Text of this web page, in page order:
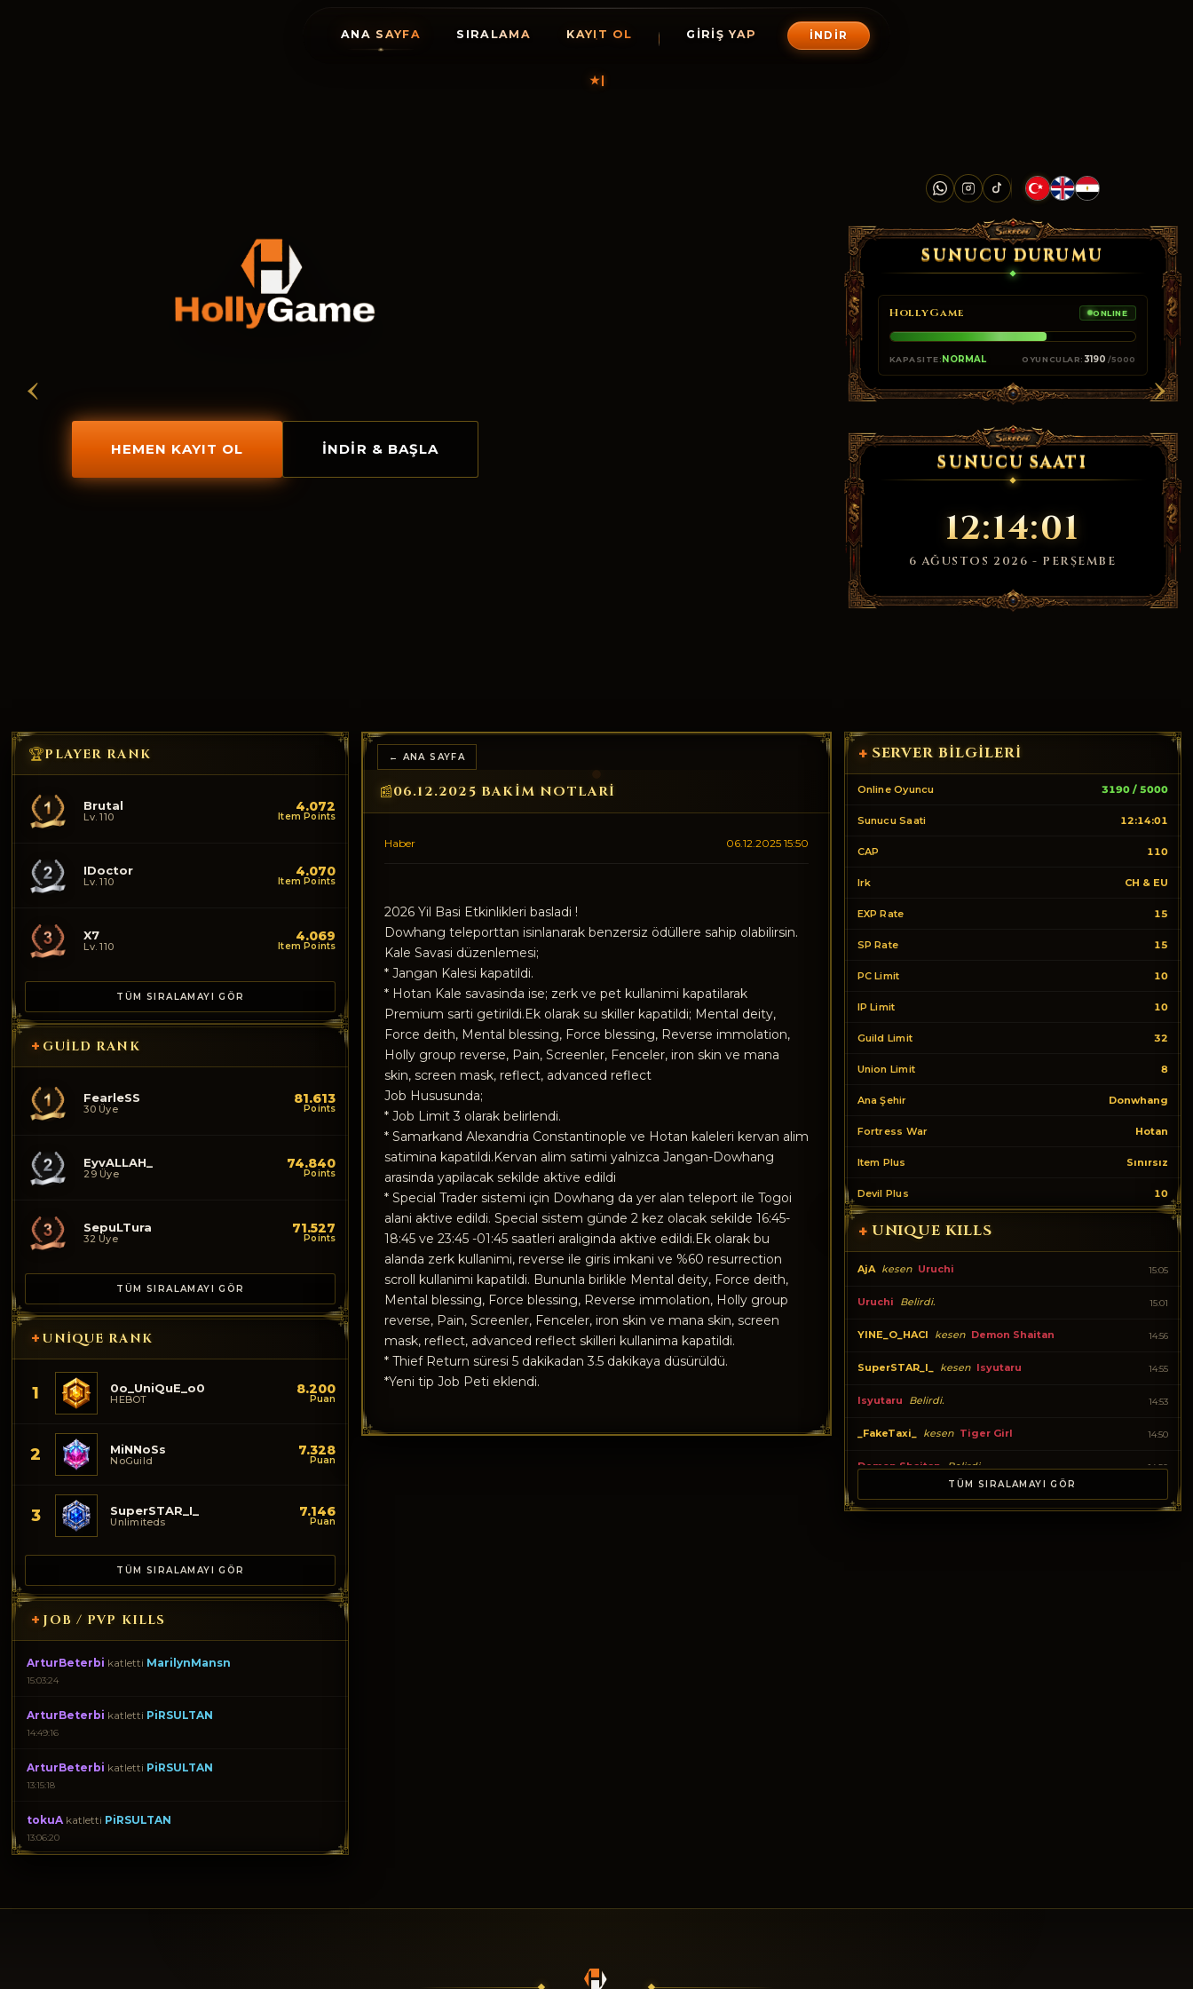
ANA SAYFA SIRALAMA KAYIT OL GIRIŞ YAP İNDIR
Holly
‹ ›
HEMEN KAYIT OL İNDIR & BAŞLA
SUNUCU DURUMU
HollyGame ONLINE
KAPASITE:NORMAL OYUNCULAR: 3190 /5000
SUNUCU SAATI
12:14:02
6 AĞUSTOS 2026 - PERŞEMBE
🏆PLAYER RANK
Brutal
Lv. 110
4.072
Item Points
IDoctor
Lv. 110
4.070
Item Points
X7
Lv. 110
4.069
Item Points
TÜM SIRALAMAYI GÖR
+ GUILD RANK
FearleSS
30 Üye
81.613
Points
EyvALLAH_
29 Üye
74.840
Points
SepuLTura
32 Üye
71.527
Points
TÜM SIRALAMAYI GÖR
+ UNIQUE RANK
1 0o_UniQuE_o0
HEBOT
8.200
Puan
2 MiNNoSs
NoGuild
7.328
Puan
3 SuperSTAR_I_
Unlimiteds
7.146
Puan
TÜM SIRALAMAYI GÖR
+ JOB / PVP KILLS
ArturBeterbi katletti MarilynMansn
15:03:24
ArturBeterbi katletti PiRSULTAN
14:49:16
ArturBeterbi katletti PiRSULTAN
13:15:18
tokuA katletti PiRSULTAN
13:06:20
← ANA SAYFA
📰06.12.2025 BAKIM NOTLARI
Haber 06.12.2025 15:50
2026 Yil Basi Etkinlikleri basladi !
Dowhang teleporttan isinlanarak benzersiz ödüllere sahip olabilirsin.
Kale Savasi düzenlemesi;
* Jangan Kalesi kapatildi.
* Hotan Kale savasinda ise; zerk ve pet kullanimi kapatilarak
Premium sarti getirildi.Ek olarak su skiller kapatildi; Mental deity,
Force deith, Mental blessing, Force blessing, Reverse immolation,
Holly group reverse, Pain, Screenler, Fenceler, iron skin ve mana
skin, screen mask, reflect, advanced reflect
Job Hususunda;
* Job Limit 3 olarak belirlendi.
* Samarkand Alexandria Constantinople ve Hotan kaleleri kervan alim
satimina kapatildi.Kervan alim satimi yalnizca Jangan-Dowhang
arasinda yapilacak sekilde aktive edildi
* Special Trader sistemi için Dowhang da yer alan teleport ile Togoi
alani aktive edildi. Special sistem günde 2 kez olacak sekilde 16:45-
18:45 ve 23:45 -01:45 saatleri araliginda aktive edildi.Ek olarak bu
alanda zerk kullanimi, reverse ile giris imkani ve %60 resurrection
scroll kullanimi kapatildi. Bununla birlikle Mental deity, Force deith,
Mental blessing, Force blessing, Reverse immolation, Holly group
reverse, Pain, Screenler, Fenceler, iron skin ve mana skin, screen
mask, reflect, advanced reflect skilleri kullanima kapatildi.
* Thief Return süresi 5 dakikadan 3.5 dakikaya düsürüldü.
*Yeni tip Job Peti eklendi.
+ SERVER BILGILERI
Online Oyuncu 3190 / 5000
Sunucu Saati 12:14:02
CAP 110
Irk CH & EU
EXP Rate 15
SP Rate 15
PC Limit 10
IP Limit 10
Guild Limit 32
Union Limit 8
Ana Şehir Donwhang
Fortress War Hotan
Item Plus Sınırsız
Devil Plus 10
+ UNIQUE KILLS
AjA kesen Uruchi 15:05
Uruchi Belirdi. 15:01
YINE_O_HACI kesen Demon Shaitan 14:56
SuperSTAR_I_ kesen Isyutaru 14:55
Isyutaru Belirdi. 14:53
_FakeTaxi_ kesen Tiger Girl 14:50
Demon Shaitan Belirdi. 14:50
Tiger Girl Belirdi. 14:50
TÜM SIRALAMAYI GÖR